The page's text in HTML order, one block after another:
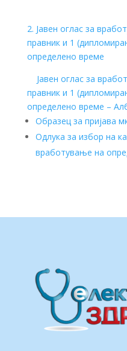
2. Јавен оглас за
правник и 1
определено време
Јавен оглас за
правник и 1
определено време –
Образец за пријава
Одлука за избор на
вработување на